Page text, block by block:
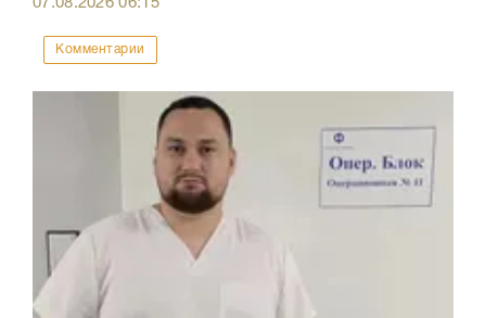
07.08.202606:15
Комментарии